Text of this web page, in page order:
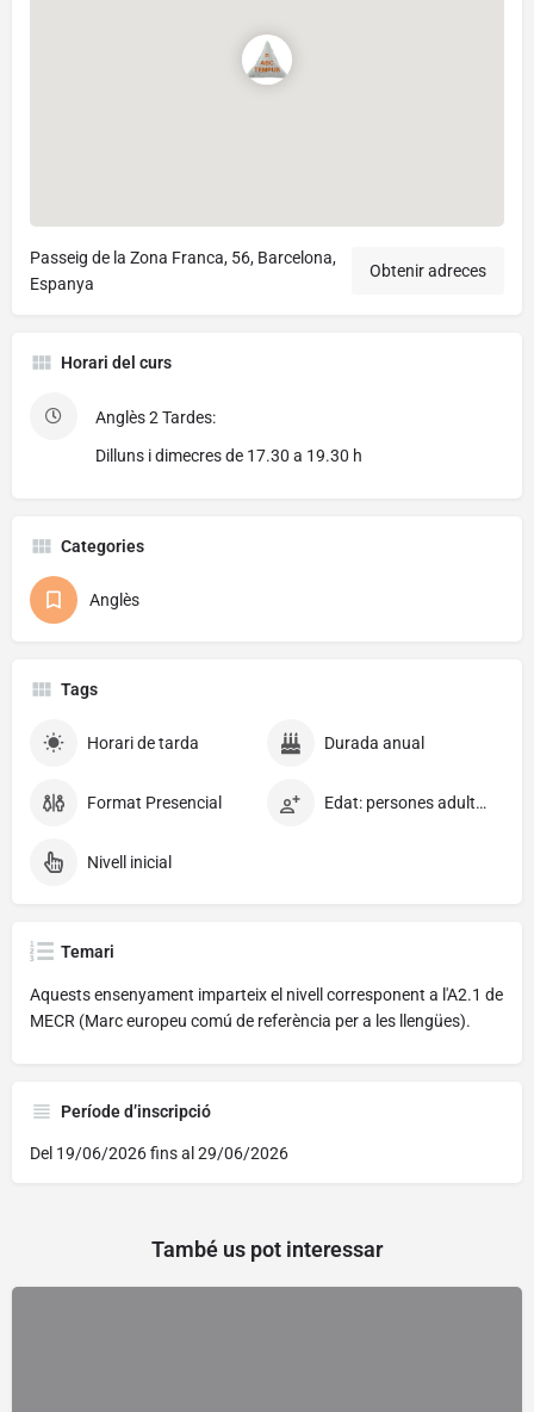
Passeig de la Zona Franca, 56, Barcelona,
Espanya
Obtenir adreces
Horari del curs
Anglès 2 Tardes:
Dilluns i dimecres de 17.30 a 19.30 h
Categories
Anglès
Tags
Horari de tarda Durada anual
Format Presencial Edat: persones adultes en general
Nivell inicial
Temari
Aquests ensenyament imparteix el nivell corresponent a l'A2.1 de
MECR (Marc europeu comú de referència per a les llengües).
Període d’inscripció
Del 19/06/2026 fins al 29/06/2026
També us pot interessar